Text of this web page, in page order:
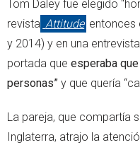
Tom Daley fue elegido
revista Attitude entonces
y 2014) y en una
portada que esperaba
personas” y que quería
La pareja, que compartía
Inglaterra, atrajo la